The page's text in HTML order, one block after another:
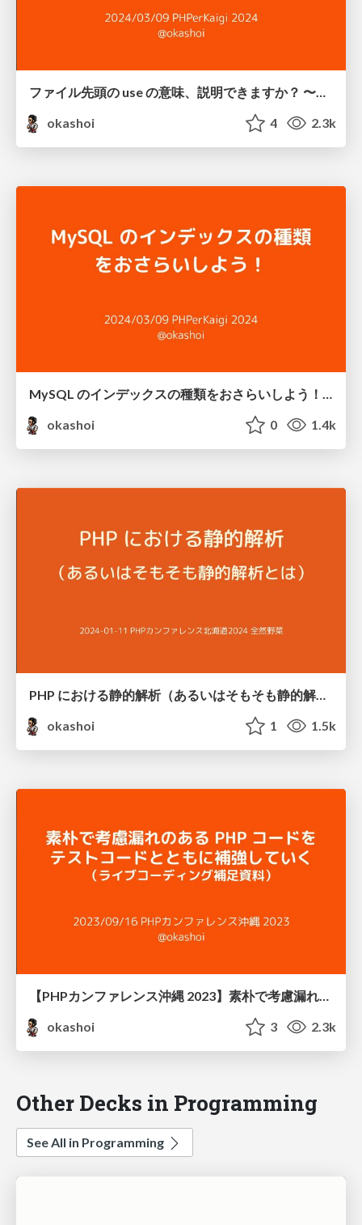
ファイル先頭の use の意味、説明できますか？ 〜PHP の namespace と autoloading の関係を正しく理解しよう〜 / namespace and autoloading in php
okashoi
4 2.3k
okashoi
0 1.4k
PHP における静的解析（あるいはそもそも静的解析とは） / #phpcondo_yasai static analysis for PHP
okashoi
1 1.5k
【PHPカンファレンス沖縄 2023】素朴で考慮漏れのある PHP コードをテストコードとともに補強していく（ライブコーディング補足資料） / #phpcon_okinawa 2023 livecoding supplementary material
okashoi
3 2.3k
Other Decks in Programming
See All in Programming